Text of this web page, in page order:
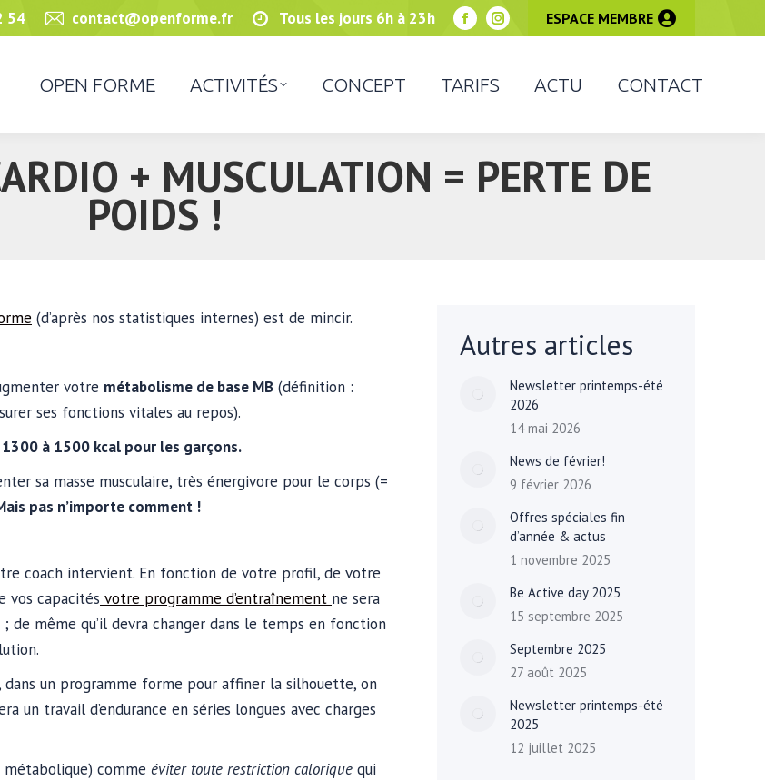
54 contact@openforme.fr Tous les jours 6h à 23h
Facebook
opens
Instagram
opens
ESPACE MEMBRE
OPEN FORME ACTIVITÉS CONCEPT TARIFS ACTU CONTACT
+ MUSCULATION = PERTE DE
POIDS !
(d’après nos statistiques internes) est de mincir.
votre métabolisme de base MB (définition :
ses fonctions vitales au repos).
à 1500 kcal pour les garçons.
sa masse musculaire, très énergivore pour le corps (=
pas n’importe comment !
coach intervient. En fonction de votre profil, de votre
vos capacités votre programme d’entraînement ne sera
de même qu’il devra changer dans le temps en fonction
dans un programme forme pour affiner la silhouette, on
un travail d’endurance en séries longues avec charges
comme éviter toute restriction calorique qui
Autres articles
Newsletter printemps-été
2026
14 mai 2026
News de février!
9 février 2026
Offres spéciales fin
d’année & actus
1 novembre 2025
Be Active day 2025
15 septembre 2025
Septembre 2025
27 août 2025
Newsletter printemps-été
2025
12 juillet 2025